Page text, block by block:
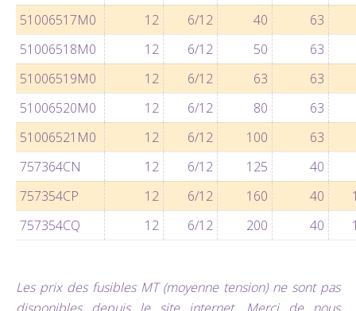
51006517M0
12 6/12 40
63
51006518M0
12 6/12 50
63
51006519M0
12 6/12 63
63
51006520M0
12 6/12 80
63
51006521M0
12 6/12 100
63
757364CN
12 6/12 125
40
757354CP
12 6/12 160 40
757354CQ
12 6/12 200 40
Les prix des fusibles MT (moyenne tension) ne sont pas